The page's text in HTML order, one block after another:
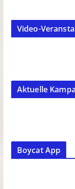
Video-
Aktuelle
Boycat App